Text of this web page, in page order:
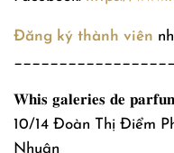
Đăng ký thành viên
𝐖𝐡𝐢𝐬 𝐠𝐚𝐥𝐞𝐫𝐢𝐞𝐬 𝐝𝐞
10/14 Đoàn Thị Điểm
Nhuận